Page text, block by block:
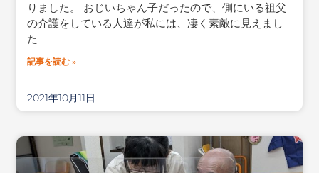
りました。 おじいちゃん子だったので、側にいる祖父
の介護をしている人達が私には、凄く素敵に見えまし
た
記事を読む »
2021年10月11日